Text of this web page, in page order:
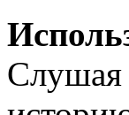
Слушая